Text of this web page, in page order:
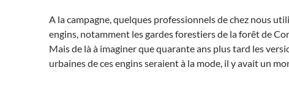
A la campagne, quelques professionnels de chez nous
engins, notamment les gardes forestiers de la forêt de
Mais de là à imaginer que quarante ans plus tard les
urbaines de ces engins seraient à la mode, il y avait un